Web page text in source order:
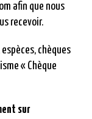
afin que nous
recevoir.
espèces, chèques
« Chèque
sur